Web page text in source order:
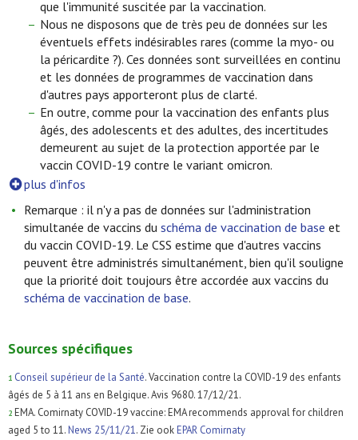
que l'immunité suscitée par la vaccination.
Nous ne disposons que de très peu de données sur les
éventuels effets indésirables rares (comme la myo- ou
la péricardite ?). Ces données sont surveillées en continu
et les données de programmes de vaccination dans
d'autres pays apporteront plus de clarté.
En outre, comme pour la vaccination des enfants plus
âgés, des adolescents et des adultes, des incertitudes
demeurent au sujet de la protection apportée par le
vaccin COVID-19 contre le variant omicron.
plus d'infos
Remarque : il n'y a pas de données sur l'administration
simultanée de vaccins du schéma de vaccination de base et
du vaccin COVID-19. Le CSS estime que d'autres vaccins
peuvent être administrés simultanément, bien qu'il souligne
que la priorité doit toujours être accordée aux vaccins du
schéma de vaccination de base.
Sources spécifiques
1 Conseil supérieur de la Santé. Vaccination contre la COVID-19 des enfants
âgés de 5 à 11 ans en Belgique. Avis 9680. 17/12/21.
2 EMA. Comirnaty COVID-19 vaccine: EMA recommends approval for children
aged 5 to 11.News 25/11/21. Zie ookEPAR Comirnaty